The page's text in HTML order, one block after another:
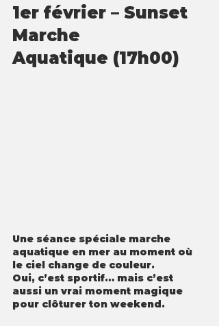
1er février – Sunset
Marche
Aquatique (17h00)
Une séance spéciale marche
aquatique en mer au moment où
le ciel change de couleur.
Oui, c’est sportif… mais c’est
aussi un vrai moment magique
pour clôturer ton weekend.